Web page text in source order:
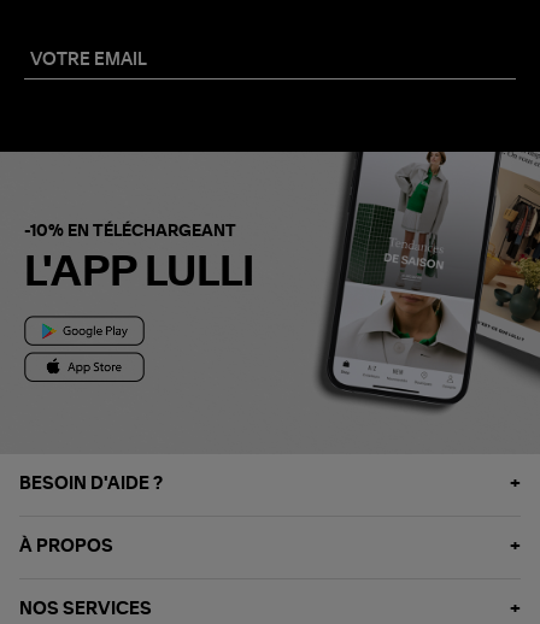
-10% EN TÉLÉCHARGEANT
L'APP LULLI
BESOIN D'AIDE ?
À PROPOS
NOS SERVICES